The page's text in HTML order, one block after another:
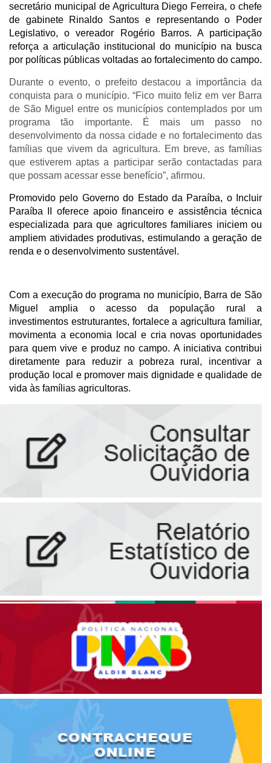
secretário municipal de Agricultura Diego Ferreira, o chefe
de gabinete Rinaldo Santos e representando o Poder
Legislativo, o vereador Rogério Barros. A participação
reforça a articulação institucional do município na busca
Durante o evento, o prefeito destacou a importância da
conquista para o município. “Fico muito feliz em ver Barra
de São Miguel entre os municípios contemplados por um
programa tão importante. É mais um passo no
desenvolvimento da nossa cidade e no fortalecimento das
famílias que vivem da agricultura. Em breve, as famílias
que estiverem aptas a participar serão contactadas para
que possam acessar esse benefício”, afirmou.
Promovido pelo Governo do Estado da Paraíba, o Incluir
Paraíba II oferece apoio financeiro e assistência técnica
especializada para que agricultores familiares iniciem ou
ampliem atividades produtivas, estimulando a geração de
renda e o desenvolvimento sustentável.
Com a execução do programa no município, Barra de São
Miguel amplia o acesso da população rural a
investimentos estruturantes, fortalece a agricultura familiar,
movimenta a economia local e cria novas oportunidades
para quem vive e produz no campo. A iniciativa contribui
diretamente para reduzir a pobreza rural, incentivar a
produção local e promover mais dignidade e qualidade de
vida às famílias agricultoras.